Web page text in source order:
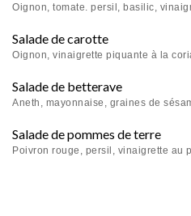
Oignon, tomate. persil, basilic,
Salade de carotte
Oignon, vinaigrette piquante à la
Salade de betterave
Aneth, mayonnaise, graines de
Salade de pommes de terre
Poivron rouge, persil, vinaigrette au